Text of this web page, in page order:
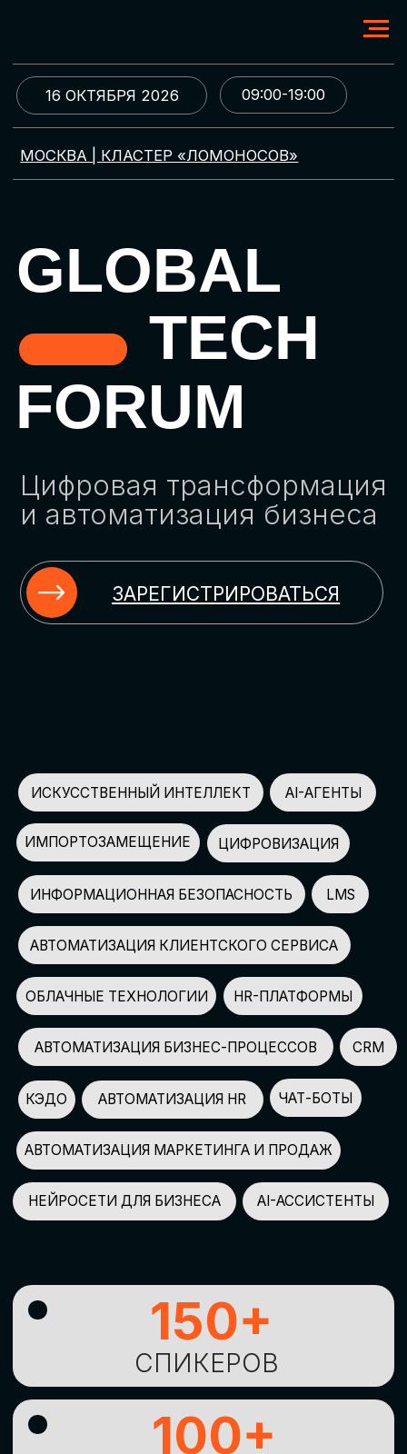
МОСКВА | КЛАСТЕР «ЛОМОНОСОВ»
GLOBAL
TECH
FORUM
Цифровая трансформация
и автоматизация бизнеса
ЗАРЕГИСТРИРОВАТЬСЯ
09:00-19:00
16 ОКТЯБРЯ 2026
ИСКУССТВЕННЫЙ ИНТЕЛЛЕКТ
НЕЙРОСЕТИ ДЛЯ БИЗНЕСА
КЭДО
ЦИФРОВИЗАЦИЯ
АВТОМАТИЗАЦИЯ HR
АВТОМАТИЗАЦИЯ МАРКЕТИНГА И ПРОДАЖ
AI-АССИСТЕНТЫ
ЧАТ-БОТЫ
ИМПОРТОЗАМЕЩЕНИЕ
СПИКЕРОВ
150+
ПАРТНЕРОВ
100+
УЧАСТНИКОВ
2500+
GLOBAL TECH FORUM –
ИЗУЧЕНИЯНОВЫХ
ТЕХНОЛОГИЙИ
СТРАТЕГИЧЕСКИХ
ПОДХОДОВ К ЦИФРОВОЙ
ТРАНСФОРМАЦИИ
БИЗНЕСА